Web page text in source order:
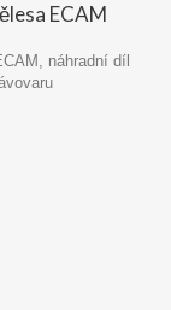
ECAM
náhradní díl